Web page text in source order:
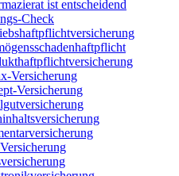
ist entscheidend
Check
Versicherung
Versicherung